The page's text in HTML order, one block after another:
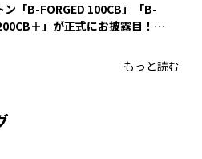
ン「B-FORGED 100CB」「B-
＋」が正式にお披露目！
もっと読む